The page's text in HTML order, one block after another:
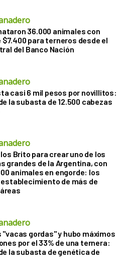
36.000 animales con
$7.400 para terneros desde el
del Banco Nación
casi 6 mil pesos por novillitos:
la subasta de 12.500 cabezas
Brito para crear uno de los
grandes de la Argentina, con
animales en engorde: los
de más de
"vacas gordas" y hubo máximos
por el 33% de una ternera:
la subasta de genética de